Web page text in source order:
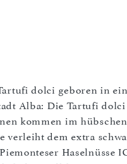
dolci geboren in
Alba: Die Tartufi
kommen im
verleiht dem extra
Haselnüsse